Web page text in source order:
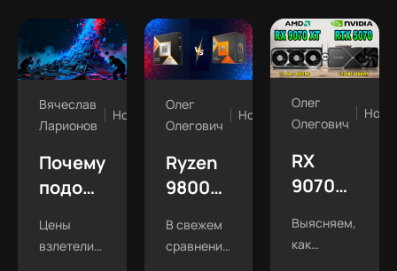
Вячеслав
Ларионов
Новости
Почему
подорожала
память
Цены
взлетели
Олег
Олегович
Новости
Ryzen
9800X3D
7800X3D:
в
В свежем
сравнении
Олег
Олегович
RX
9070
RTX
Выясняем,
как